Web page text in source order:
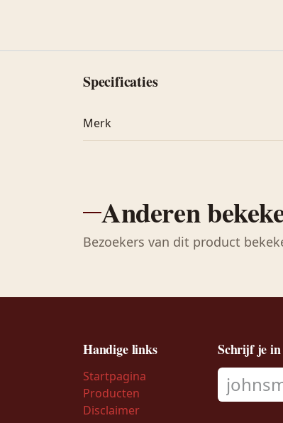
Specificaties
Merk
Anderen
Bezoekers van dit product
Handige links
Startpagina
Producten
Disclaimer
Schrijf je in